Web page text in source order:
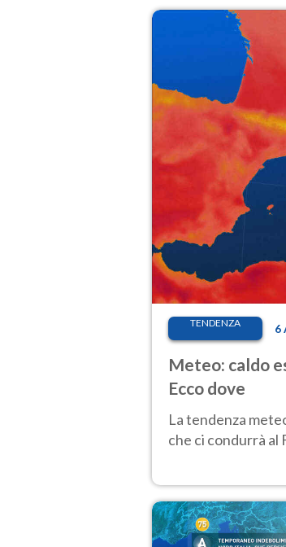
TENDENZA 6
Meteo: caldo
Ecco dove
La tendenza
che ci condurrà